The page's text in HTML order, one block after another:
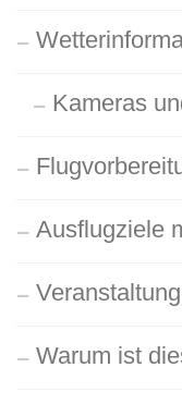
Kameras
Ausflugziele
Warum ist